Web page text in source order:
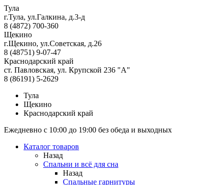
Тула
г.Тула, ул.Галкина, д.3-д
8 (4872) 700-360
Щекино
г.Щекино, ул.Советская, д.26
8 (48751) 9-07-47
Краснодарский край
ст. Павловская, ул. Крупской 236 "А"
8 (86191) 5-2629
Тула
Щекино
Краснодарский край
Ежедневно с 10:00 до 19:00 без обеда и выходных
Каталог товаров
Назад
Спальни и всё для сна
Назад
Спальные гарнитуры